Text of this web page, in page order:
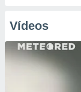
Vídeos